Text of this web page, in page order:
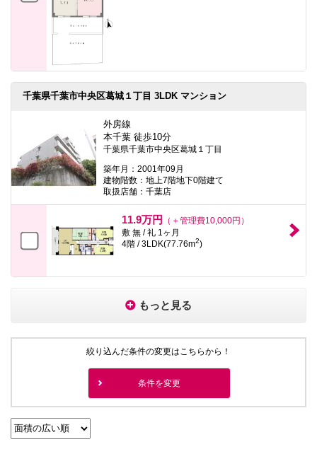
千葉県千葉市中央区葛城１丁目 3LDK マンション
外房線
本千葉 徒歩10分
千葉県千葉市中央区葛城１丁目
築年月：2001年09月
建物階数：地上7階地下0階建て
取扱店舗：千葉店
11.9万円
（＋管理費10,000円）
敷 無 / 礼 1ヶ月
4階 / 3LDK(77.76m2)
もっと見る
絞り込んだ条件の変更はこちらから！
条件を変更